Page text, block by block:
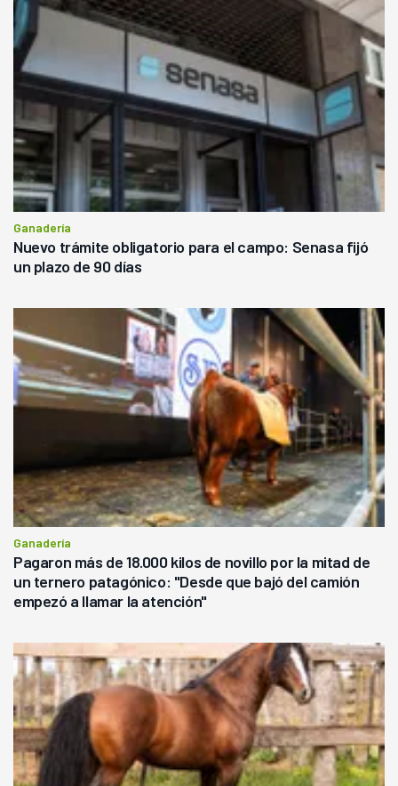
Ganadería
Nuevo trámite obligatorio para el campo: Senasa fijó
un plazo de 90 días
Ganadería
Pagaron más de 18.000 kilos de novillo por la mitad de
un ternero patagónico: "Desde que bajó del camión
empezó a llamar la atención"